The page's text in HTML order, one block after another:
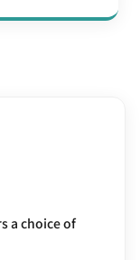
a choice of